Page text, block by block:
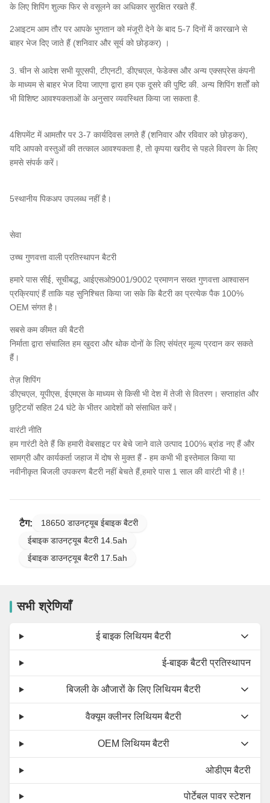
के लिए शिपिंग शुल्क फिर से वसूलने का अधिकार सुरक्षित रखते हैं.
2आइटम आम तौर पर आपके भुगतान को मंजूरी देने के बाद 5-7 दिनों में कारखाने से
बाहर भेज दिए जाते हैं (शनिवार और सूर्य को छोड़कर) ।
3. चीन से आदेश सभी यूएसपी, टीएनटी, डीएचएल, फेडेक्स और अन्य एक्सप्रेस कंपनी
के माध्यम से बाहर भेज दिया जाएगा द्वारा हम एक दूसरे की पुष्टि की. अन्य शिपिंग शर्तों को
भी विशिष्ट आवश्यकताओं के अनुसार व्यवस्थित किया जा सकता है.
4शिपमेंट में आमतौर पर 3-7 कार्यदिवस लगते हैं (शनिवार और रविवार को छोड़कर),
यदि आपको वस्तुओं की तत्काल आवश्यकता है, तो कृपया खरीद से पहले विवरण के लिए
हमसे संपर्क करें।
5स्थानीय पिकअप उपलब्ध नहीं है।
सेवा
उच्च गुणवत्ता वाली प्रतिस्थापन बैटरी
हमारे पास सीई, सूचीबद्ध, आईएसओ9001/9002 प्रमाणन सख्त गुणवत्ता आश्वासन
प्रक्रियाएं हैं ताकि यह सुनिश्चित किया जा सके कि बैटरी का प्रत्येक पैक 100%
OEM संगत है।
सबसे कम कीमत की बैटरी
निर्माता द्वारा संचालित हम खुदरा और थोक दोनों के लिए संयंत्र मूल्य प्रदान कर सकते
हैं।
तेज़ शिपिंग
डीएचएल, यूपीएस, ईएमएस के माध्यम से किसी भी देश में तेजी से वितरण। सप्ताहांत और
छुट्टियों सहित 24 घंटे के भीतर आदेशों को संसाधित करें।
वारंटी नीति
हम गारंटी देते हैं कि हमारी वेबसाइट पर बेचे जाने वाले उत्पाद 100% ब्रांड नए हैं और
सामग्री और कार्यकर्ता जहाज में दोष से मुक्त हैं - हम कभी भी इस्तेमाल किया या
नवीनीकृत बिजली उपकरण बैटरी नहीं बेचते हैं,हमारे पास 1 साल की वारंटी भी है।!
टैग:
18650 डाउनट्यूब ईबाइक बैटरी
ईबाइक डाउनट्यूब बैटरी 14.5ah
ईबाइक डाउनट्यूब बैटरी 17.5ah
सभी श्रेणियाँ
ई बाइक लिथियम बैटरी
ई-बाइक बैटरी प्रतिस्थापन
बिजली के औजारों के लिए लिथियम बैटरी
वैक्यूम क्लीनर लिथियम बैटरी
OEM लिथियम बैटरी
ओडीएम बैटरी
पोर्टेबल पावर स्टेशन